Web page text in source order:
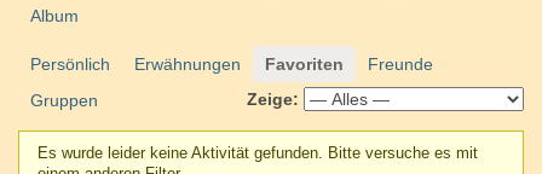
Album
Persönlich Erwähnungen Favoriten
Freunde
Gruppen
Zeige:
Es wurde leider keine Aktivität gefunden. Bitte versuche es mit